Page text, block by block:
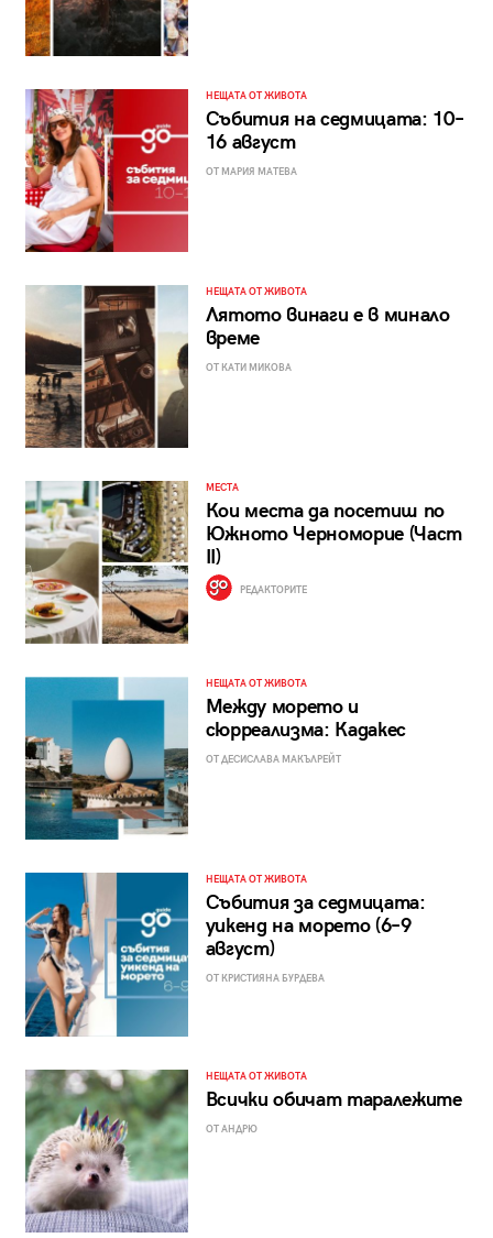
НЕЩАТА ОТ ЖИВОТА
Събития на седмицата: 10–
16 август
ОТ МАРИЯ МАТЕВА
НЕЩАТА ОТ ЖИВОТА
Лятото винаги е в минало
време
ОТ КАТИ МИКОВА
МЕСТА
Кои места да посетиш по
Южното Черноморие (Част
II)
РЕДАКТОРИТЕ
НЕЩАТА ОТ ЖИВОТА
Между морето и
сюрреализма: Кадакес
ОТ ДЕСИСЛАВА МАКЪЛРЕЙТ
НЕЩАТА ОТ ЖИВОТА
Събития за седмицата:
уикенд на морето (6–9
август)
ОТ КРИСТИЯНА БУРДЕВА
НЕЩАТА ОТ ЖИВОТА
Всички обичат таралежите
ОТ АНДРЮ